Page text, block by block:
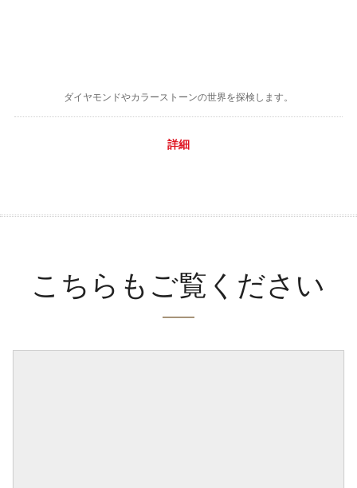
ダイヤモンドやカラーストーンの世界を探検します。
詳細
こちらもご覧ください